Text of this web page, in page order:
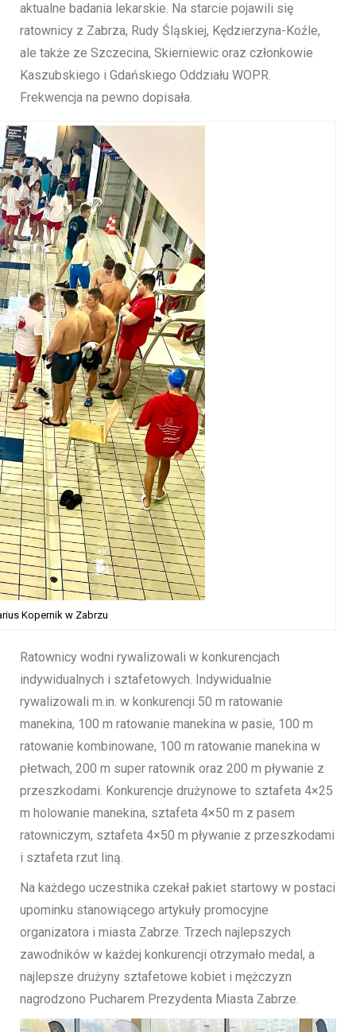
aktualne badania lekarskie. Na starcie pojawili się
ratownicy z Zabrza, Rudy Śląskiej, Kędzierzyna-Koźle,
ale także ze Szczecina, Skierniewic oraz członkowie
Kaszubskiego i Gdańskiego Oddziału WOPR.
Frekwencja na pewno dopisała.
Kopernik w Zabrzu
Ratownicy wodni rywalizowali w konkurencjach
indywidualnych i sztafetowych. Indywidualnie
rywalizowali m.in. w konkurencji 50 m ratowanie
manekina, 100 m ratowanie manekina w pasie, 100 m
ratowanie kombinowane, 100 m ratowanie manekina w
płetwach, 200 m super ratownik oraz 200 m pływanie z
przeszkodami. Konkurencje drużynowe to sztafeta 4×25
m holowanie manekina, sztafeta 4×50 m z pasem
ratowniczym, sztafeta 4×50 m pływanie z przeszkodami
i sztafeta rzut liną.
Na każdego uczestnika czekał pakiet startowy w postaci
upominku stanowiącego artykuły promocyjne
organizatora i miasta Zabrze. Trzech najlepszych
zawodników w każdej konkurencji otrzymało medal, a
najlepsze drużyny sztafetowe kobiet i mężczyzn
nagrodzono Pucharem Prezydenta Miasta Zabrze.